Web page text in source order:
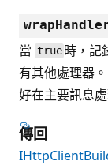
當 true 時，記
有其他處理器
好在主要訊息
傳回